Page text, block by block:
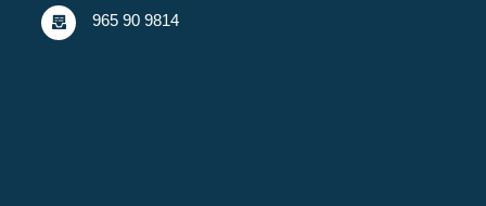
965 90 9814